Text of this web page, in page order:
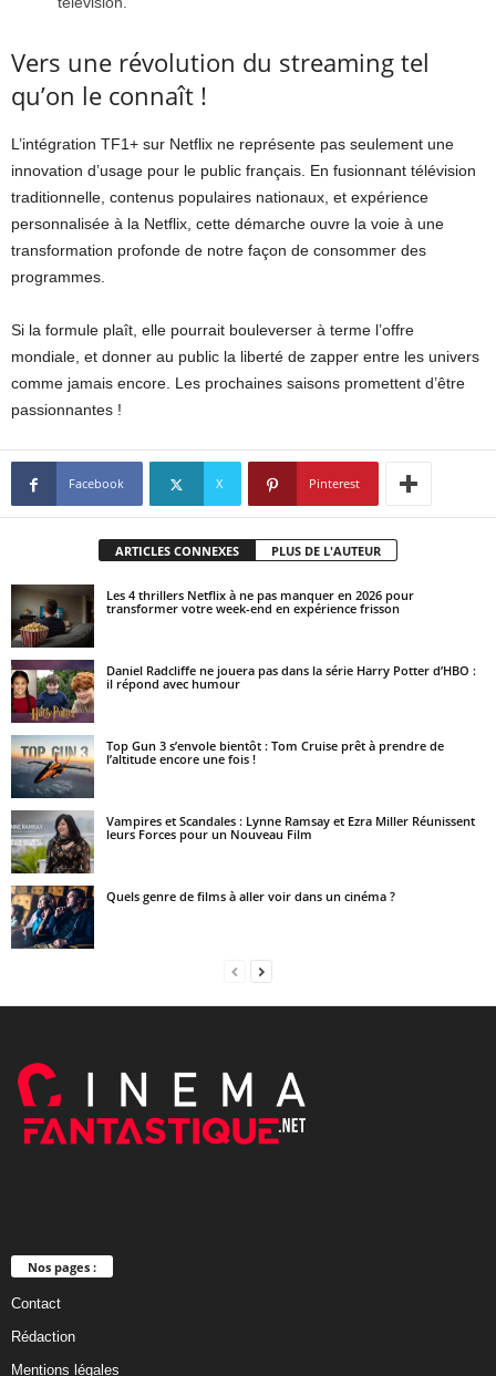
Vers une révolution du streaming tel
qu’on le connaît !
L’intégration TF1+ sur Netflix ne représente pas seulement une
innovation d’usage pour le public français. En fusionnant télévision
traditionnelle, contenus populaires nationaux, et expérience
personnalisée à la Netflix, cette démarche ouvre la voie à une
transformation profonde de notre façon de consommer des
programmes.
Si la formule plaît, elle pourrait bouleverser à terme l’offre
mondiale, et donner au public la liberté de zapper entre les univers
comme jamais encore. Les prochaines saisons promettent d’être
passionnantes !
Facebook X Pinterest
ARTICLES CONNEXES PLUS DE L'AUTEUR
Les 4 thrillers Netflix à ne pas manquer en 2026 pour
transformer votre week-end en expérience frisson
Daniel Radcliffe ne jouera pas dans la série Harry Potter d’HBO :
il répond avec humour
Top Gun 3 s’envole bientôt : Tom Cruise prêt à prendre de
l’altitude encore une fois !
Vampires et Scandales : Lynne Ramsay et Ezra Miller Réunissent
leurs Forces pour un Nouveau Film
Quels genre de films à aller voir dans un cinéma ?
Nos pages :
Contact
Rédaction
Mentions légales